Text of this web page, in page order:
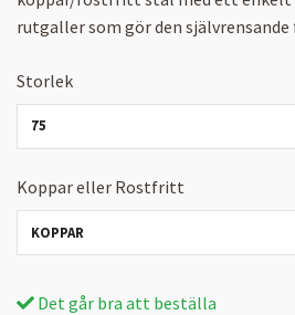
rutgaller som gör den
Storlek
75
Koppar eller Rostfritt
KOPPAR
Det går bra att beställa